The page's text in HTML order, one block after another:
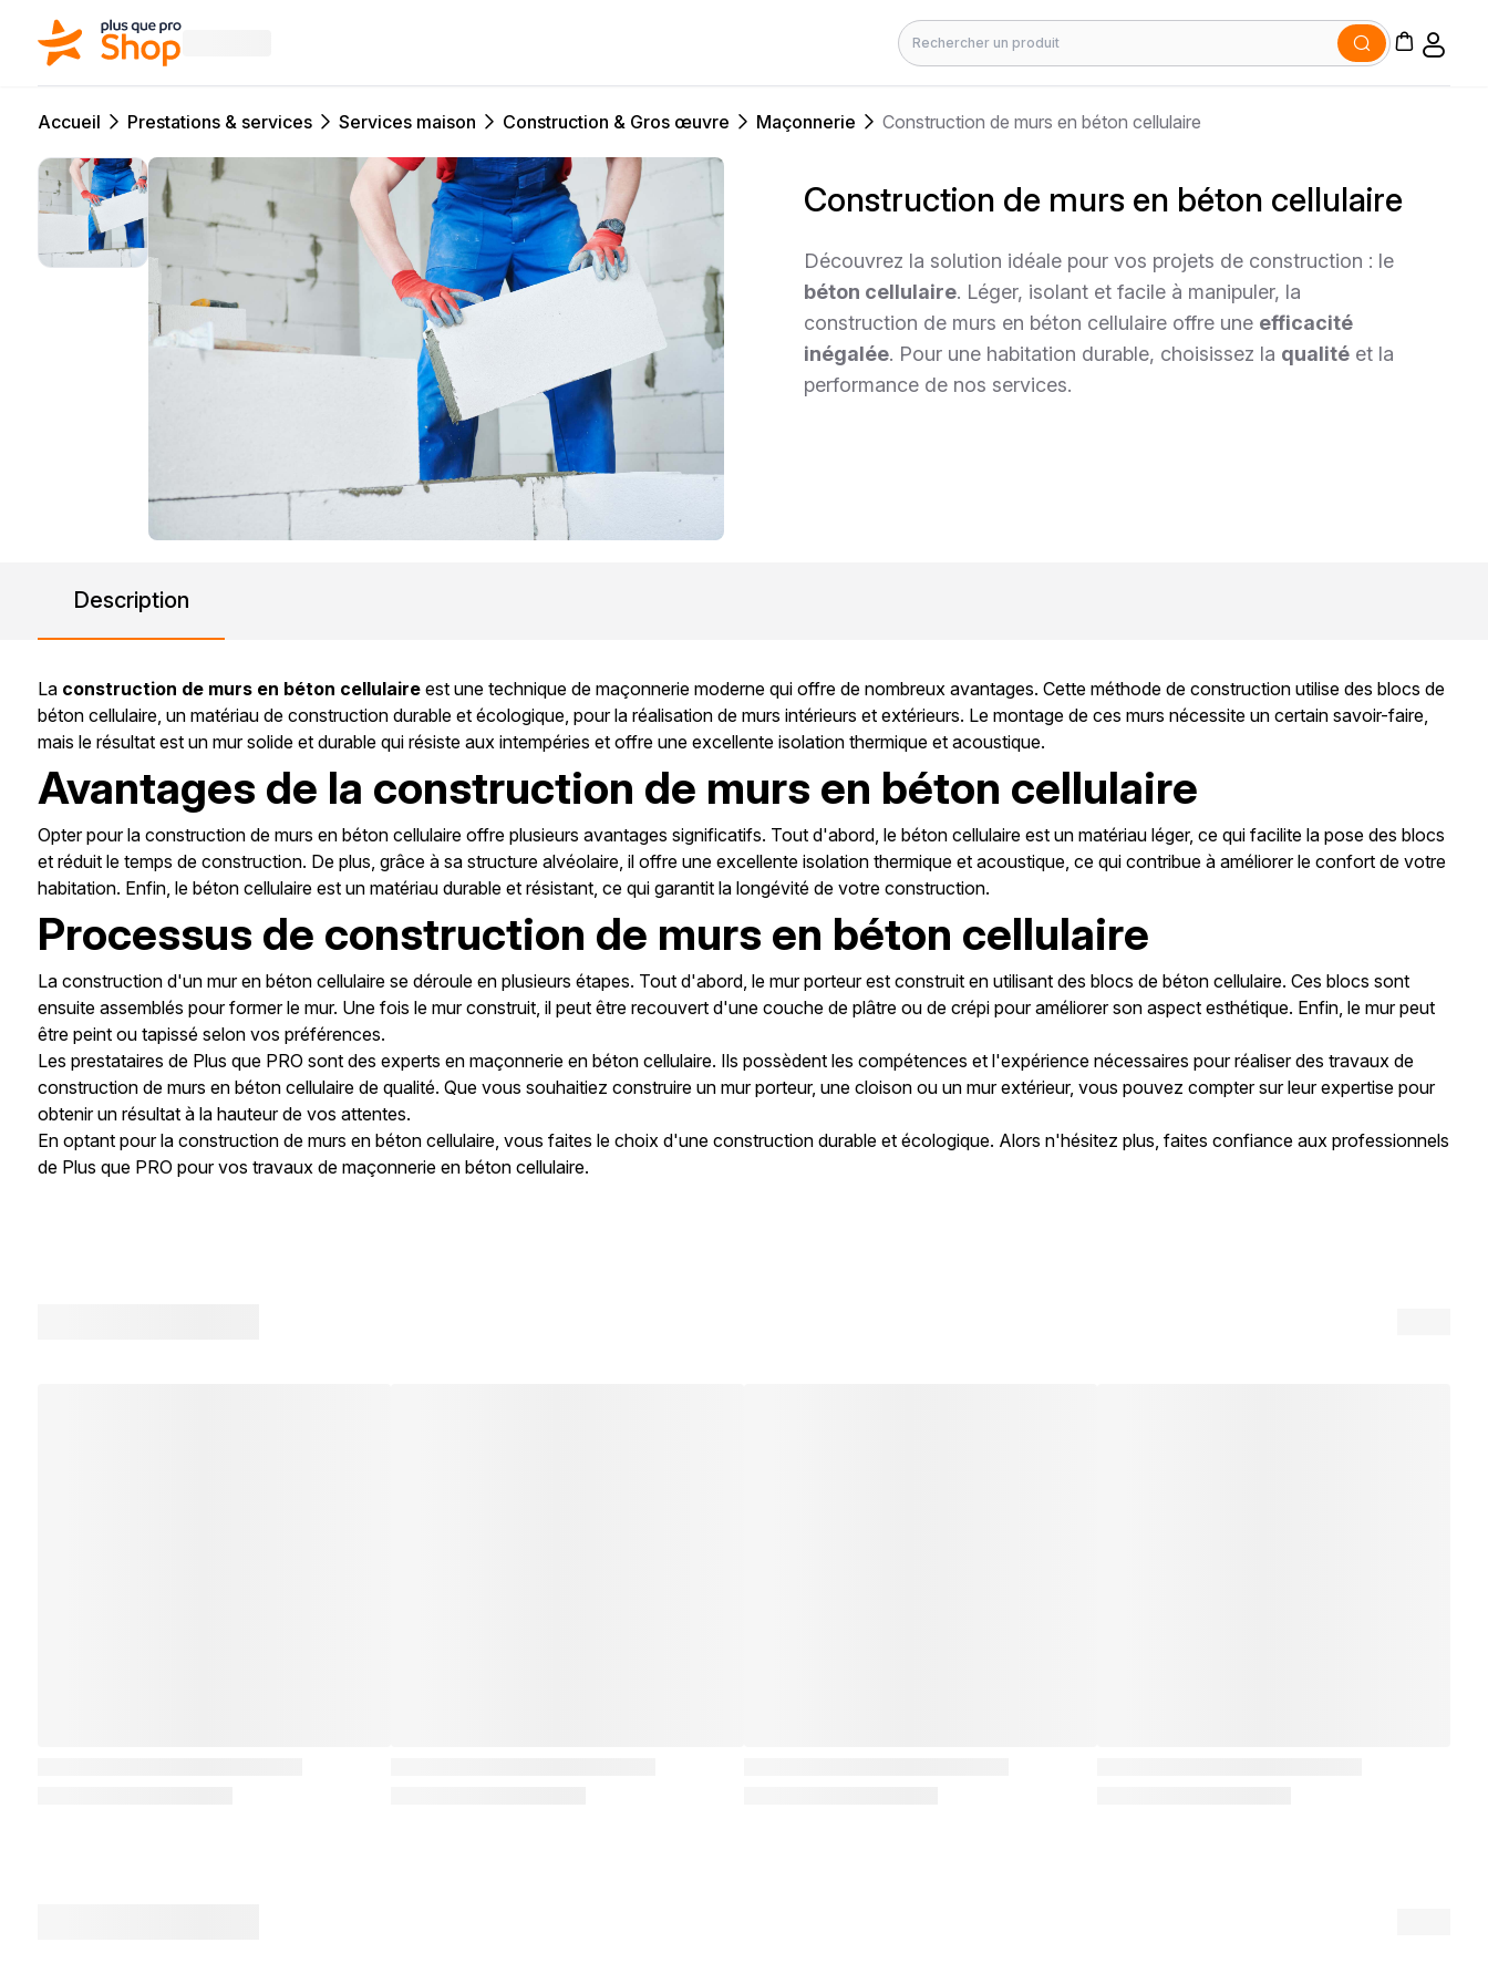
Rechercher
Accueil Prestations & services Services maison Construction & Gros œuvre Maçonnerie Construction de murs en béton cellulaire
Construction de murs en béton cellulaire
Découvrez la solution idéale pour vos projets de construction : le
béton cellulaire. Léger, isolant et facile à manipuler, la
construction de murs en béton cellulaire offre une efficacité
inégalée. Pour une habitation durable, choisissez la qualité et la
performance de nos services.
Description
La construction de murs en béton cellulaire est une technique de maçonnerie moderne qui offre de nombreux avantages. Cette méthode de construction utilise des blocs de
béton cellulaire, un matériau de construction durable et écologique, pour la réalisation de murs intérieurs et extérieurs. Le montage de ces murs nécessite un certain savoir-faire,
mais le résultat est un mur solide et durable qui résiste aux intempéries et offre une excellente isolation thermique et acoustique.
Avantages de la construction de murs en béton cellulaire
Opter pour la construction de murs en béton cellulaire offre plusieurs avantages significatifs. Tout d'abord, le béton cellulaire est un matériau léger, ce qui facilite la pose des blocs
et réduit le temps de construction. De plus, grâce à sa structure alvéolaire, il offre une excellente isolation thermique et acoustique, ce qui contribue à améliorer le confort de votre
habitation. Enfin, le béton cellulaire est un matériau durable et résistant, ce qui garantit la longévité de votre construction.
Processus de construction de murs en béton cellulaire
La construction d'un mur en béton cellulaire se déroule en plusieurs étapes. Tout d'abord, le mur porteur est construit en utilisant des blocs de béton cellulaire. Ces blocs sont
ensuite assemblés pour former le mur. Une fois le mur construit, il peut être recouvert d'une couche de plâtre ou de crépi pour améliorer son aspect esthétique. Enfin, le mur peut
être peint ou tapissé selon vos préférences.
Les prestataires de Plus que PRO sont des experts en maçonnerie en béton cellulaire. Ils possèdent les compétences et l'expérience nécessaires pour réaliser des travaux de
construction de murs en béton cellulaire de qualité. Que vous souhaitiez construire un mur porteur, une cloison ou un mur extérieur, vous pouvez compter sur leur expertise pour
obtenir un résultat à la hauteur de vos attentes.
En optant pour la construction de murs en béton cellulaire, vous faites le choix d'une construction durable et écologique. Alors n'hésitez plus, faites confiance aux professionnels
de Plus que PRO pour vos travaux de maçonnerie en béton cellulaire.